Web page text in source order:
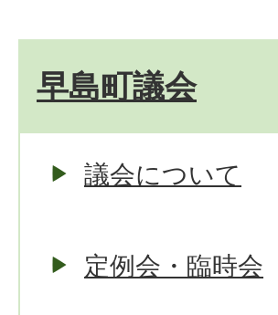
早島町議会
議会について
定例会・臨時会